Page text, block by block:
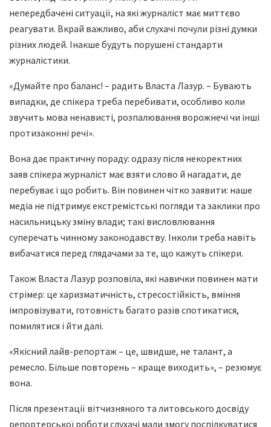
непередбачені ситуації, на які журналіст має миттєво
реагувати. Вкрай важливо, аби слухачі почули різні думки
різних людей. Інакше будуть порушені стандарти
журналістики.
«Думайте про баланс! – радить Власта Лазур. – Бувають
випадки, де спікера треба перебивати, особливо коли
звучить мова ненависті, розпалювання ворожнечі чи інші
протизаконні речі».
Вона дає практичну пораду: одразу після некоректних
заяв спікера журналіст має взяти слово й нагадати, де
перебуває і що робить. Він повинен чітко заявити: наше
медіа не підтримує екстремістські погляди та заклики про
насильницьку зміну влади; такі висловлювання
суперечать чинному законодавству. Інколи треба навіть
вибачатися перед глядачами за те, що кажуть спікери.
Також Власта Лазур розповіла, які навички повинен мати
стрімер: це харизматичність, стресостійкість, вміння
імпровізувати, готовність багато разів спотикатися,
помилятися і йти далі.
«Якісний лайв-репортаж – це, швидше, не талант, а
ремесло. Більше повторень – краще виходить», – резюмує
вона.
Після презентації вітчизняного та литовського досвіду
репортерської роботи слухачі мали змогу поспілкуватися